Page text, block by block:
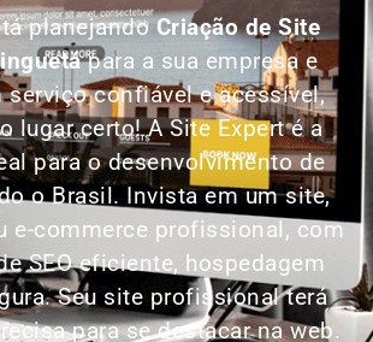
planejandoCriação de Site
para a sua empresa e
serviço confiável e acessível,
lugar certo! A Site Expert é a
para o desenvolvimento de
o Brasil. Invista em um site,
e-commerce profissional, com
SEO eficiente, hospedagem
Seu site profissional terá
para se destacar na web.